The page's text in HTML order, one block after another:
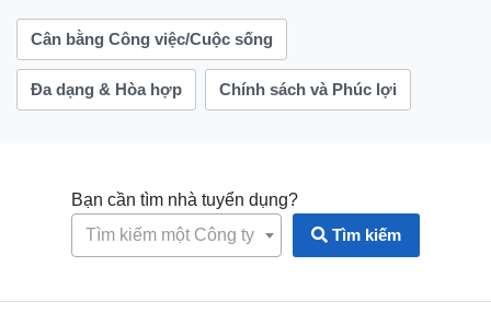
Cân bằng Công việc/Cuộc sống
Đa dạng & Hòa hợp Chính sách và Phúc lợi
Bạn cần tìm nhà tuyển dụng?
Tìm kiếm một Công ty
Tìm kiếm